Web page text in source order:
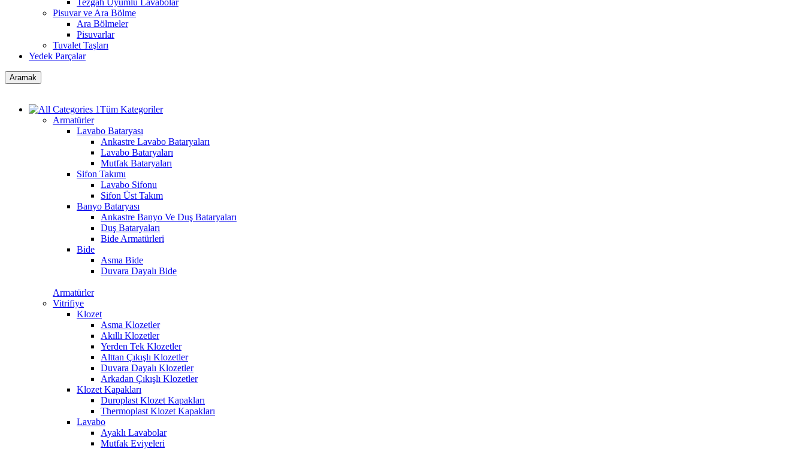
Tezgah Uyumlu Lavabolar
Pisuvar ve Ara Bölme
Ara Bölmeler
Pisuvarlar
Tuvalet Taşları
Yedek Parçalar
Aramak
Tüm Kategoriler
Armatürler
Lavabo Bataryası
Ankastre Lavabo Bataryaları
Lavabo Bataryaları
Mutfak Bataryaları
Sifon Takımı
Lavabo Sifonu
Sifon Üst Takım
Banyo Bataryası
Ankastre Banyo Ve Duş Bataryaları
Duş Bataryaları
Bide Armatürleri
Bide
Asma Bide
Duvara Dayalı Bide
Armatürler
Vitrifiye
Klozet
Asma Klozetler
Akıllı Klozetler
Yerden Tek Klozetler
Alttan Çıkışlı Klozetler
Duvara Dayalı Klozetler
Arkadan Çıkışlı Klozetler
Klozet Kapakları
Duroplast Klozet Kapakları
Thermoplast Klozet Kapakları
Lavabo
Ayaklı Lavabolar
Mutfak Eviyeleri